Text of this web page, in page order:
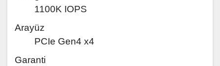
1100K IOPS
Arayüz
PCIe Gen4 x4
Garanti